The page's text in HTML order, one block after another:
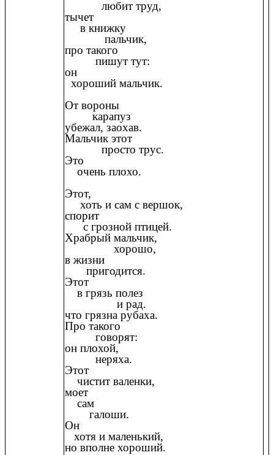
любит труд,
тычет
в книжку
пальчик,
про такого
пишут тут:
он
хороший мальчик.
От вороны
карапуз
убежал, заохав.
Мальчик этот
просто трус.
Это
очень плохо.
Этот,
хоть и сам с вершок,
спорит
с грозной птицей.
Храбрый мальчик,
хорошо,
в жизни
пригодится.
Этот
в грязь полез
и рад.
что грязна рубаха.
Про такого
говорят:
он плохой,
неряха.
Этот
чистит валенки,
моет
сам
галоши.
Он
хотя и маленький,
но вполне хороший.